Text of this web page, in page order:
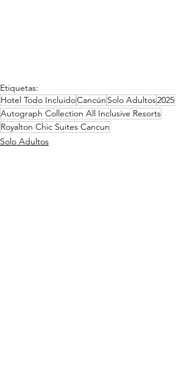
Etiquetas:
Hotel Todo IncluidoCancún Solo Adultos2025
Autograph Collection All Inclusive Resorts
Royalton Chic Suites Cancun
Solo Adultos